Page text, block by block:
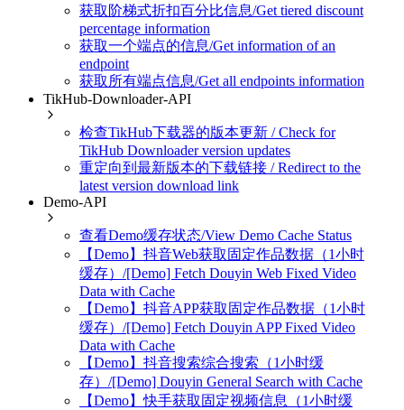
获取阶梯式折扣百分比信息/Get tiered discount
percentage information
获取一个端点的信息/Get information of an
endpoint
获取所有端点信息/Get all endpoints information
TikHub-Downloader-API
检查TikHub下载器的版本更新 / Check for
TikHub Downloader version updates
重定向到最新版本的下载链接 / Redirect to the
latest version download link
Demo-API
查看Demo缓存状态/View Demo Cache Status
【Demo】抖音Web获取固定作品数据（1小时
缓存）/[Demo] Fetch Douyin Web Fixed Video
Data with Cache
【Demo】抖音APP获取固定作品数据（1小时
缓存）/[Demo] Fetch Douyin APP Fixed Video
Data with Cache
【Demo】抖音搜索综合搜索（1小时缓
存）/[Demo] Douyin General Search with Cache
【Demo】快手获取固定视频信息（1小时缓